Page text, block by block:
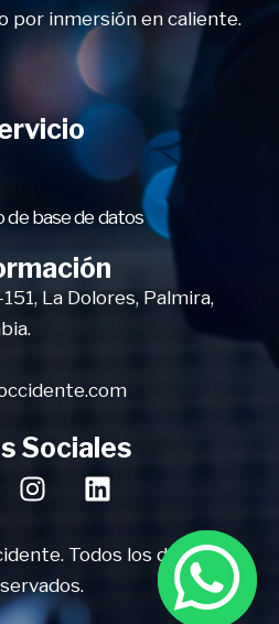
por inmersión en caliente.
de base de datos
La Dolores, Palmira,
Sociales
Todos los derechos